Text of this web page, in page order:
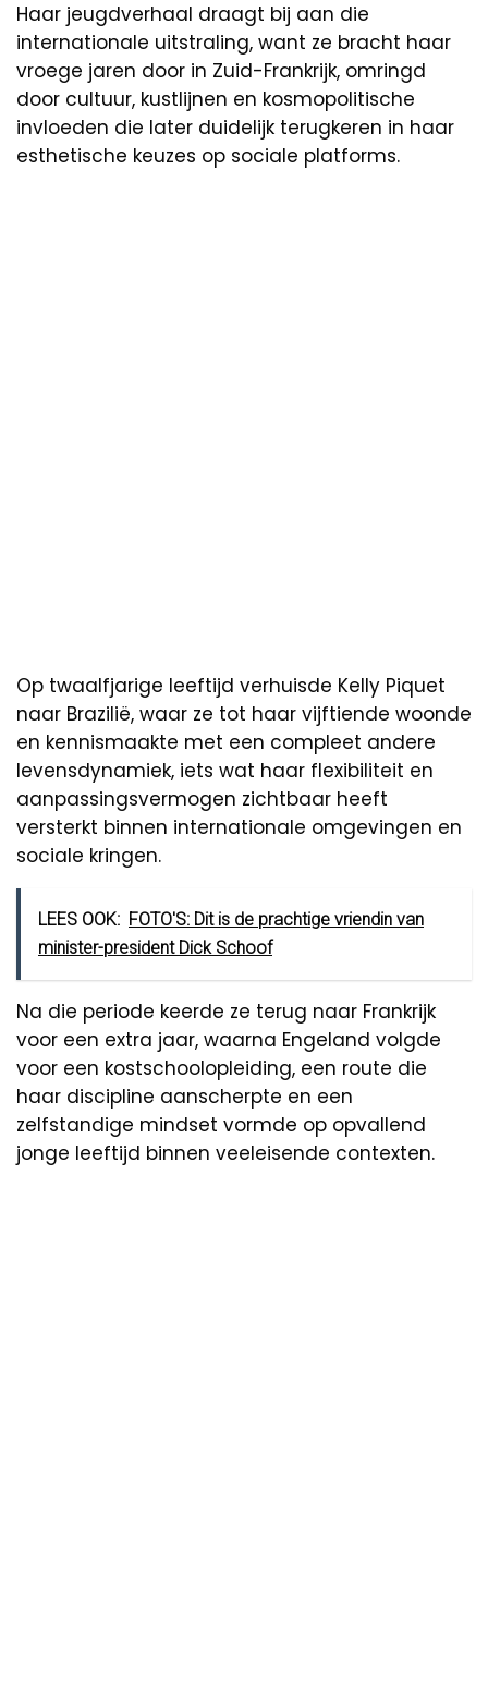
Haar jeugdverhaal draagt bij aan die
internationale uitstraling, want ze bracht haar
vroege jaren door in Zuid-Frankrijk, omringd
door cultuur, kustlijnen en kosmopolitische
invloeden die later duidelijk terugkeren in haar
esthetische keuzes op sociale platforms.
Op twaalfjarige leeftijd verhuisde Kelly Piquet
naar Brazilië, waar ze tot haar vijftiende woonde
en kennismaakte met een compleet andere
levensdynamiek, iets wat haar flexibiliteit en
aanpassingsvermogen zichtbaar heeft
versterkt binnen internationale omgevingen en
sociale kringen.
LEES OOK: FOTO'S: Dit is de prachtige vriendin van
minister-president Dick Schoof
Na die periode keerde ze terug naar Frankrijk
voor een extra jaar, waarna Engeland volgde
voor een kostschoolopleiding, een route die
haar discipline aanscherpte en een
zelfstandige mindset vormde op opvallend
jonge leeftijd binnen veeleisende contexten.